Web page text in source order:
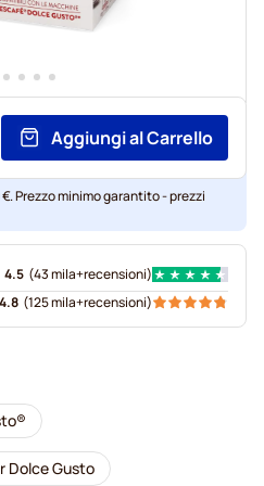
Aggiungi al Carrello
Prezzo minimo garantito - prezzi
4.5 (43 mila+recensioni)
4.8 (125 mila+recensioni)
Dolce Gusto